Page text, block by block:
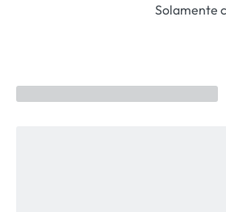
Solamente